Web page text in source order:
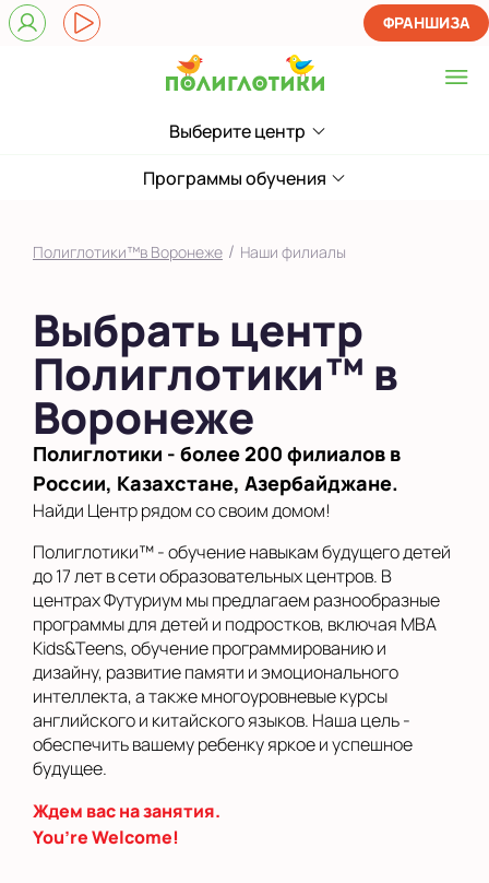
Выберите центр
Выберите центр
Конопатова
ФРАНШИЗА
Программы обучения
Полиглотики™в Воронеже / Наши филиалы
Выбрать центр
Полиглотики™ в
Воронеже
Полиглотики - более 200 филиалов в
России, Казахстане, Азербайджане.
Найди Центр рядом со своим домом!
Полиглотики™ - обучение навыкам будущего детей
до 17 лет в сети образовательных центров. В
центрах Футуриум мы предлагаем разнообразные
программы для детей и подростков, включая MBA
Kids&Teens, обучение программированию и
дизайну, развитие памяти и эмоционального
интеллекта, а также многоуровневые курсы
английского и китайского языков. Наша цель -
обеспечить вашему ребенку яркое и успешное
будущее.
Ждем вас на занятия.
You’re Welcome!